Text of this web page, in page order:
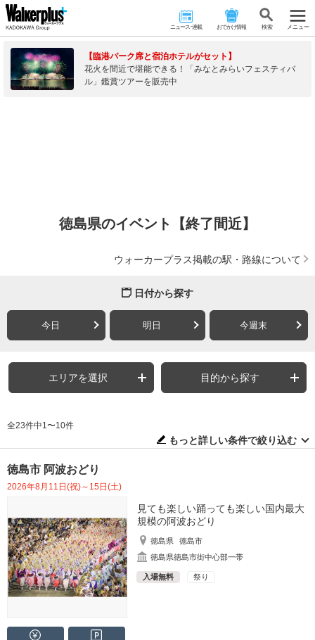
ニュース･連載 おでかけ情報 検 索 メニュー
【臨港パーク席と宿泊ホテルがセット】
花火を間近で堪能できる！「みなとみらいフェスティバ
ル」鑑賞ツアーを販売中
徳島県のイベント【終了間近】
ウォーカープラス掲載の駅・路線について
日付から探す
今日 明日 今週末
エリアを選択 目的から探す
全23件中1〜10件
もっと詳しい条件で絞り込む
徳島市 阿波おどり
2026年8月11日(祝)～15日(土)
見ても楽しい踊っても楽しい国内最大
規模の阿波おどり
徳島県
徳島市
徳島県徳島市街中心部一帯
入場無料 祭り